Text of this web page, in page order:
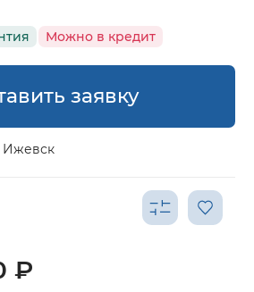
Можно в кредит
заявку
Ижевск
₽